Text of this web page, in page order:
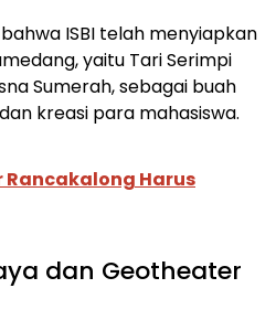
ISBI telah menyiapkan
yaitu Tari Serimpi
Sumerah, sebagai buah
kreasi para mahasiswa.
Rancakalong Harus
dan Geotheater